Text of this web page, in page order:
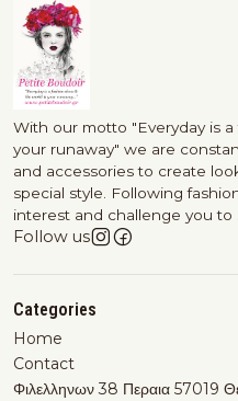
With our motto "Everyday is
your runaway" we are
and accessories to create
special style. Following
interest and challenge you to
Follow us
Categories
Home
Contact
Φιλελληνων 38 Περαια 57019